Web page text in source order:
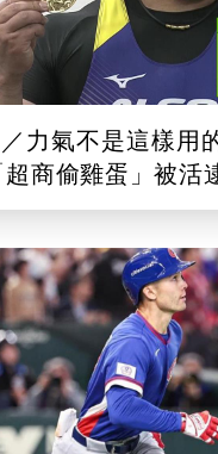
力氣不是這樣用
商偷雞蛋」被活